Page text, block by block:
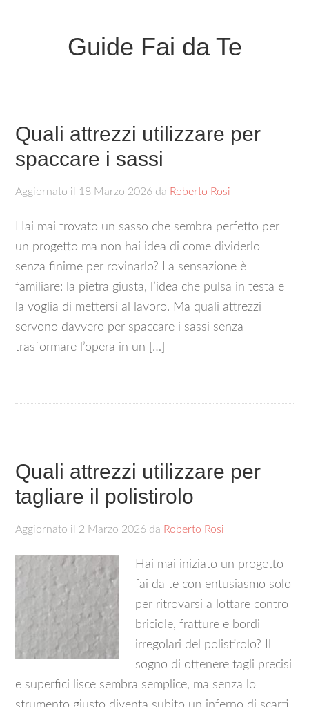
Guide Fai da Te
Quali attrezzi utilizzare per
spaccare i sassi
Aggiornato il 18 Marzo 2026 da Roberto Rosi
Hai mai trovato un sasso che sembra perfetto per
un progetto ma non hai idea di come dividerlo
senza finirne per rovinarlo? La sensazione è
familiare: la pietra giusta, l’idea che pulsa in testa e
la voglia di mettersi al lavoro. Ma quali attrezzi
servono davvero per spaccare i sassi senza
trasformare l’opera in un […]
Quali attrezzi utilizzare per
tagliare il polistirolo​
Aggiornato il 2 Marzo 2026 da Roberto Rosi
Hai mai iniziato un progetto
fai da te con entusiasmo solo
per ritrovarsi a lottare contro
briciole, fratture e bordi
irregolari del polistirolo? Il
sogno di ottenere tagli precisi
e superfici lisce sembra semplice, ma senza lo